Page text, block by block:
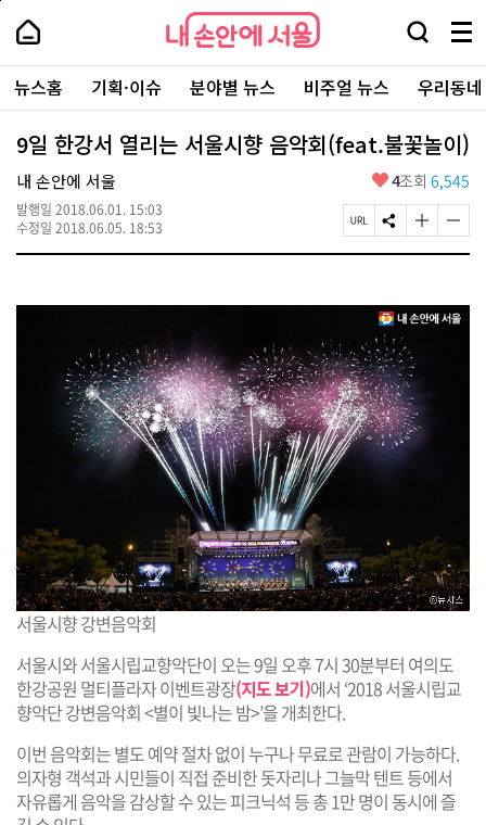
본
로
가
내
손
안
에
서
울
-
서
울
시
대
표
소
털
내
손
에
울
검
창
열
기
메
뉴
전
체
보
기
주
요
서
뉴스홈 기획·이슈 분야별 뉴스 비주얼 뉴스 우리동
9일 한강서 열리는 서울시향 음악회(feat.불꽃놀이)
내 손안에 서울
발행일 2018.06.01. 15:03
수정일 2018.06.05. 18:53
좋
요
4조회 6,545
페
이
R
복
사
S
N
유
하
기
글
자
크
게
글
자
작
게
서울시향 강변음악회
서울시와 서울시립교향악단이 오는 9일 오후 7시 30분부터 여의도
한강공원 멀티플라자 이벤트광장(지도 보기)에서 ‘2018 서울시립교
향악단 강변음악회 <별이 빛나는 밤>’을 개최한다.
이번 음악회는 별도 예약 절차 없이 누구나 무료로 관람이 가능하다.
의자형 객석과 시민들이 직접 준비한 돗자리나 그늘막 텐트 등에서
자유롭게 음악을 감상할 수 있는 피크닉석 등 총 1만 명이 동시에 즐
페
상
단
로